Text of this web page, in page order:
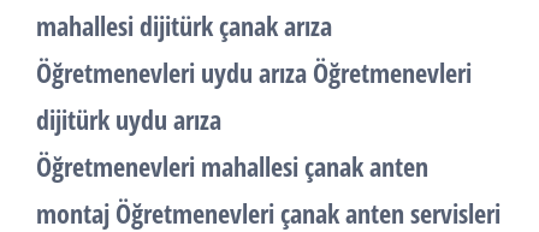
mahallesi dijitürk çanak arıza
Öğretmenevleri uydu arıza Öğretmenevleri
dijitürk uydu arıza
Öğretmenevleri mahallesi çanak anten
montaj Öğretmenevleri çanak anten servisleri